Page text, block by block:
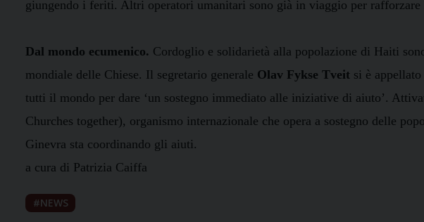
giungendo i feriti. Altri operatori umanitari sono già in viaggio per rafforzare
Dal mondo ecumenico. Cordoglio e solidarietà alla popolazione di Haiti
mondiale delle Chiese. Il segretario generale Olav Fykse Tveit si è
tutti il mondo per dare ‘un sostegno immediato alle iniziative di aiuto’.
Churches together), organismo internazionale che opera a sostegno delle
Ginevra sta coordinando gli aiuti.
a cura di Patrizia Caiffa
NEWS